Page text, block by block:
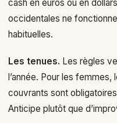
cash en euros ou en
occidentales ne
habituelles.
Les tenues. Les règles
l’année. Pour les
couvrants sont
Anticipe plutôt que